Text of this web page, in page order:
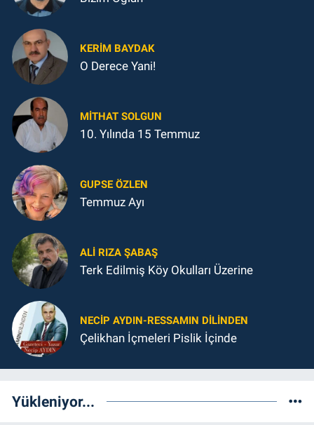
KERIM BAYDAK
O Derece Yani!
MITHAT SOLGUN
10. Yılında 15 Temmuz
GUPSE ÖZLEN
Temmuz Ayı
ALI RIZA ŞABAŞ
Terk Edilmiş Köy Okulları Üzerine
NECIP AYDIN-RESSAMIN DILINDEN
Çelikhan İçmeleri Pislik İçinde
Yükleniyor...